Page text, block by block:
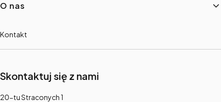
O nas
Kontakt
Skontaktuj się z nami
Adres:
20-tu Straconych 1